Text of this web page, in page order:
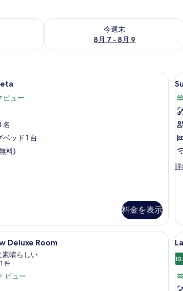
をチェック
今週末
8月 7 - 8月 9
今週末 8月 7 - 8月 9 の空室状況をチ
布団、ミニバー、セーフティボックス (室内)
Suite Greta | 高級寝具、羽毛の掛け
ビュー
名
ベッド 1 台
料)
料金を表示
布団、ミニバー、セーフティボックス (室内)
Park View Deluxe Room | 高級寝具
Deluxe Room
素晴らしい
件
ビュー